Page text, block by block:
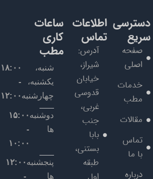
دسترسی
سریع
صفحه
اصلی
خدمات
مطب
مقالات
تماس
با ما
درباره
اطلاعات
تماس
آدرس:
شیراز،
خیابان
قدوسی
غربی،
جنب
بابا
بستنی،
طبقه
ساعات
کاری
مطب
شنبه،
یکشنبه،
چهارشنبه
۱۸:۰۰
-
۱۲:۰۰
دوشنبه
ها
۱۵:۰۰
-
۱۰:۰۰
پنجشنبه
ها
۱۲:۰۰
-